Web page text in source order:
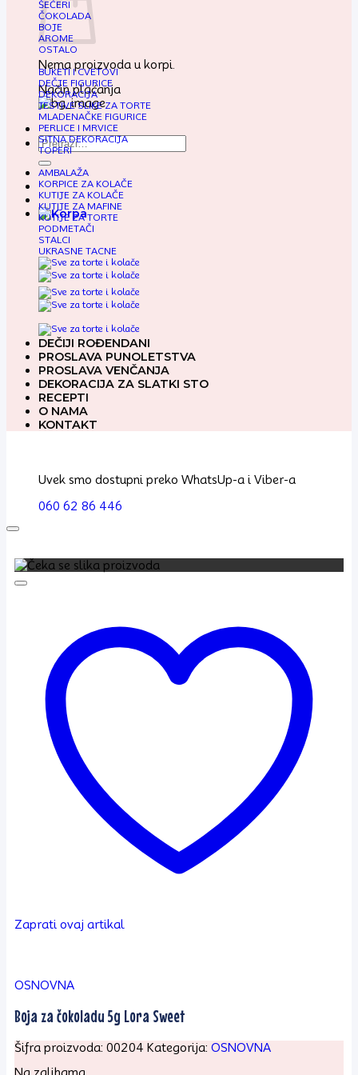
Nema proizvoda u korpi.
Način plaćanja
Pretraga
za:
ŠEĆERI
ČOKOLADA
BOJE
AROME
OSTALO
BUKETI I CVETOVI
DEČJE FIGURICE
DEKORACIJA
JESTIVE SLIKE ZA TORTE
MLADENAČKE FIGURICE
PERLICE I MRVICE
SITNA DEKORACIJA
TOPERI
AMBALAŽA
KORPICE ZA KOLAČE
KUTIJE ZA KOLAČE
KUTIJE ZA MAFINE
KUTIJE ZA TORTE
PODMETAČI
STALCI
UKRASNE TACNE
DEČIJI ROĐENDANI
PROSLAVA PUNOLETSTVA
PROSLAVA VENČANJA
DEKORACIJA ZA SLATKI STO
RECEPTI
O NAMA
KONTAKT
Uvek smo dostupni preko WhatsUp-a i Viber-a
060 62 86 446
Zaprati ovaj artikal
OSNOVNA
Boja za čokoladu 5g Lora Sweet
Šifra proizvoda: 00204 Kategorija: OSNOVNA
Na zalihama